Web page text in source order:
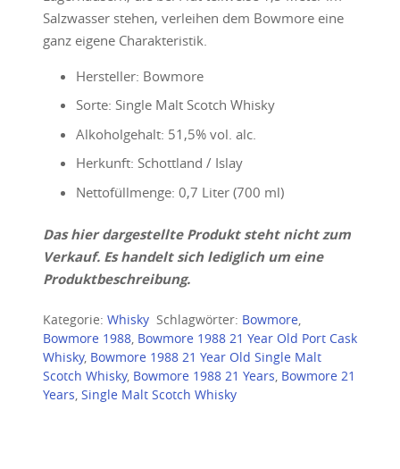
Salzwasser stehen, verleihen dem Bowmore eine
ganz eigene Charakteristik.
Hersteller: Bowmore
Sorte: Single Malt Scotch Whisky
Alkoholgehalt: 51,5% vol. alc.
Herkunft: Schottland / Islay
Nettofüllmenge: 0,7 Liter (700 ml)
Das hier dargestellte Produkt steht nicht zum
Verkauf. Es handelt sich lediglich um eine
Produktbeschreibung.
Kategorie: Whisky Schlagwörter: Bowmore,
Bowmore 1988, Bowmore 1988 21 Year Old Port Cask
Whisky, Bowmore 1988 21 Year Old Single Malt
Scotch Whisky, Bowmore 1988 21 Years, Bowmore 21
Years, Single Malt Scotch Whisky